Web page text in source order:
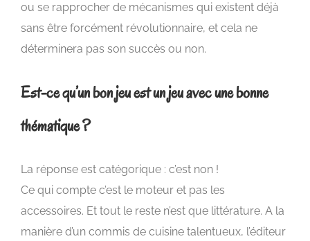
ou se rapprocher de mécanismes qui existent déjà
sans être forcément révolutionnaire, et cela ne
déterminera pas son succès ou non.
Est-ce qu’un bon jeu est un jeu avec une bonne
thématique ?
La réponse est catégorique : c’est non !
Ce qui compte c’est le moteur et pas les
accessoires. Et tout le reste n’est que littérature. A la
manière d’un commis de cuisine talentueux, l’éditeur